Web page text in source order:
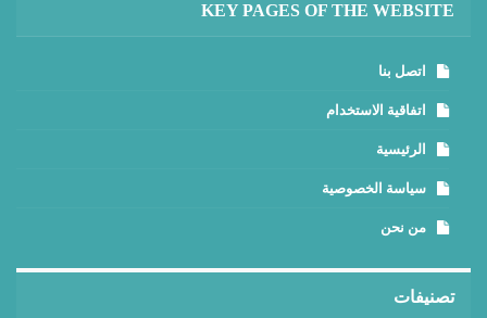
KEY PAGES OF THE WEBSITE
اتصل بنا
اتفاقية الاستخدام
الرئيسية
سياسة الخصوصية
من نحن
تصنيفات